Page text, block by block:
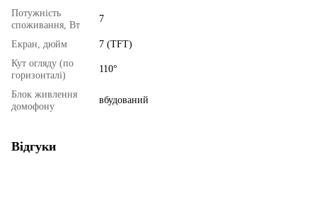
Потужність
споживання, Вт
7
Екран, дюйм
7 (TFT)
Кут огляду (по
горизонталі)
110°
Блок живлення
домофону
вбудований
Відгуки